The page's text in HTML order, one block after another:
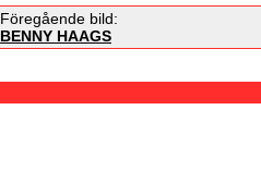
Föregående bild:
BENNY HAAGS